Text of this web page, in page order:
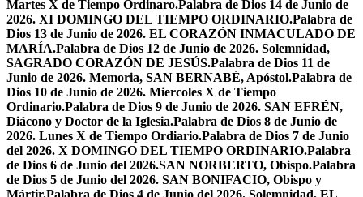
Martes X de Tiempo Ordinaro.Palabra de Dios 14 de Junio de
2026. XI DOMINGO DEL TIEMPO ORDINARIO.Palabra de
Dios 13 de Junio de 2026. EL CORAZÓN INMACULADO DE
MARÍA.Palabra de Dios 12 de Junio de 2026. Solemnidad,
SAGRADO CORAZÓN DE JESÚS.Palabra de Dios 11 de
Junio de 2026. Memoria, SAN BERNABÉ, Apóstol.Palabra de
Dios 10 de Junio de 2026. Miercoles X de Tiempo
Ordinario.Palabra de Dios 9 de Junio de 2026. SAN EFRÉN,
Diácono y Doctor de la Iglesia.Palabra de Dios 8 de Junio de
2026. Lunes X de Tiempo Ordiario.Palabra de Dios 7 de Junio
del 2026. X DOMINGO DEL TIEMPO ORDINARIO.Palabra
de Dios 6 de Junio del 2026.SAN NORBERTO, Obispo.Palabra
de Dios 5 de Junio del 2026. SAN BONIFACIO, Obispo y
Mártir.Palabra de Dios 4 de Junio del 2026. Solemnidad, EL